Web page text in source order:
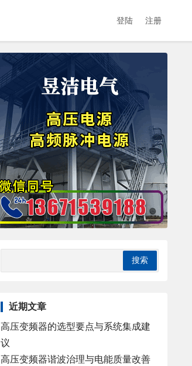
登陆 注册
近期文章
高压变频器的选型要点与系统集成建
议
高压变频器谐波治理与电能质量改善